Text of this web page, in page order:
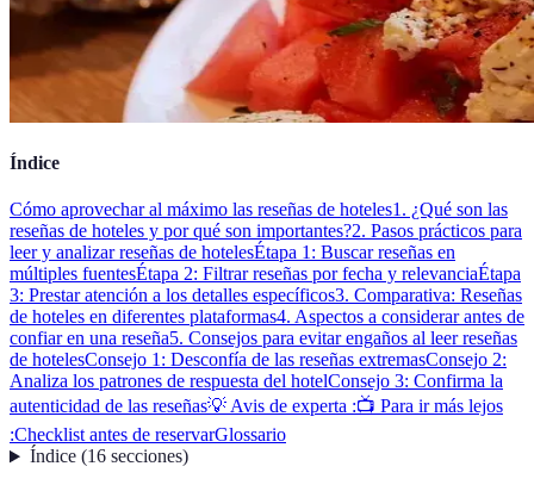
Índice
Cómo aprovechar al máximo las reseñas de hoteles1. ¿Qué son las
reseñas de hoteles y por qué son importantes?2. Pasos prácticos para
leer y analizar reseñas de hotelesÉtapa 1: Buscar reseñas en
múltiples fuentesÉtapa 2: Filtrar reseñas por fecha y relevanciaÉtapa
3: Prestar atención a los detalles específicos3. Comparativa: Reseñas
de hoteles en diferentes plataformas4. Aspectos a considerar antes de
confiar en una reseña5. Consejos para evitar engaños al leer reseñas
de hotelesConsejo 1: Desconfía de las reseñas extremasConsejo 2:
Analiza los patrones de respuesta del hotelConsejo 3: Confirma la
autenticidad de las reseñas💡 Avis de experta :📺 Para ir más lejos
:Checklist antes de reservarGlossario
Índice(16 secciones)